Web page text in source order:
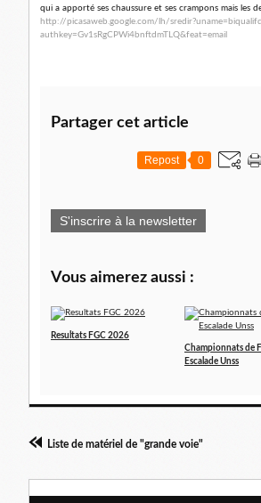
qui a apporté ses chaussure et ses crampons mais les
http://picasaweb.google.com/ lh/sredir?uname=
authkey=Gv1sRgCPWi4bnftdmTLQ&feat=email
Partager cet article
Repost 0
S'inscrire à la newsletter
Vous aimerez aussi :
Resultats FGC 2026
Championnats de
Escalade Unss
Liste de matériel de "grande voie"